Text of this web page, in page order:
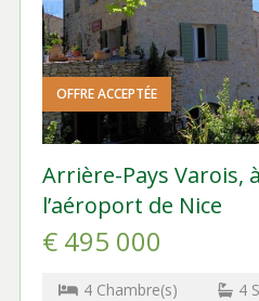
OFFRE ACCEPTÉE
Arrière-Pays Varois,
l’aéroport de Nice
€ 495 000
4 Chambre(s) 4